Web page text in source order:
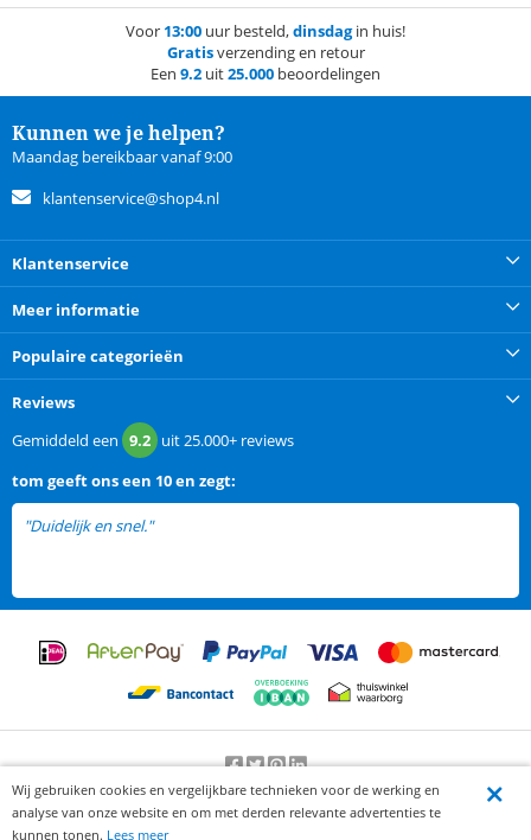
Voor 13:00 uur besteld,dinsdagin huis!
Gratisverzending en retour
Een 9.2 uit25.000 beoordelingen
Kunnen we je helpen?
Maandag bereikbaar vanaf 9:00
klantenservice@shop4.nl
Klantenservice
Meer informatie
Populaire categorieën
Reviews
Gemiddeld een 9.2 uit25.000+ reviews
tom geeft ons een 10 en zegt:
"Duidelijk en snel."
Beoordeling door klanten:9.2/10-25000beoordelingen
Wij gebruiken cookies en vergelijkbare technieken voor de werking en
analyse van onze website en om met derden relevante advertenties te
kunnen tonen. Lees meer